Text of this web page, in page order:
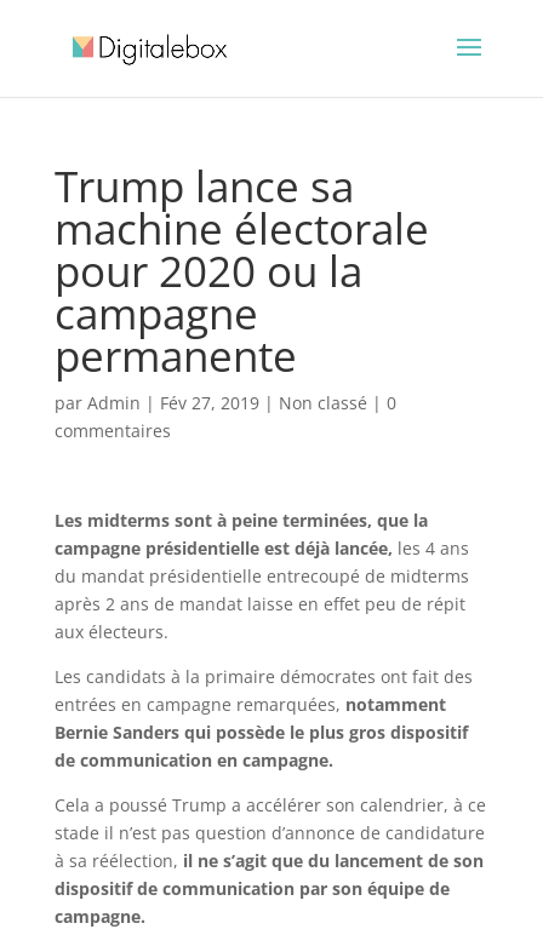
Trump lance sa
machine électorale
pour 2020 ou la
campagne
permanente
par Admin | Fév 27, 2019| Non classé | 0
commentaires
Les midterms sont à peine terminées, que la
campagne présidentielle est déjà lancée, les 4 ans
du mandat présidentielle entrecoupé de midterms
après 2 ans de mandat laisse en effet peu de répit
aux électeurs.
Les candidats à la primaire démocrates ont fait des
entrées en campagne remarquées, notamment
Bernie Sanders qui possède le plus gros dispositif
de communication en campagne.
Cela a poussé Trump a accélérer son calendrier, à ce
stade il n’est pas question d’annonce de candidature
à sa réélection, il ne s’agit que du lancement de son
dispositif de communication par son équipe de
campagne.